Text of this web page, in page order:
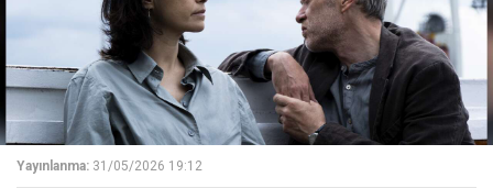
Yayınlanma: 31/05/2026 19:12